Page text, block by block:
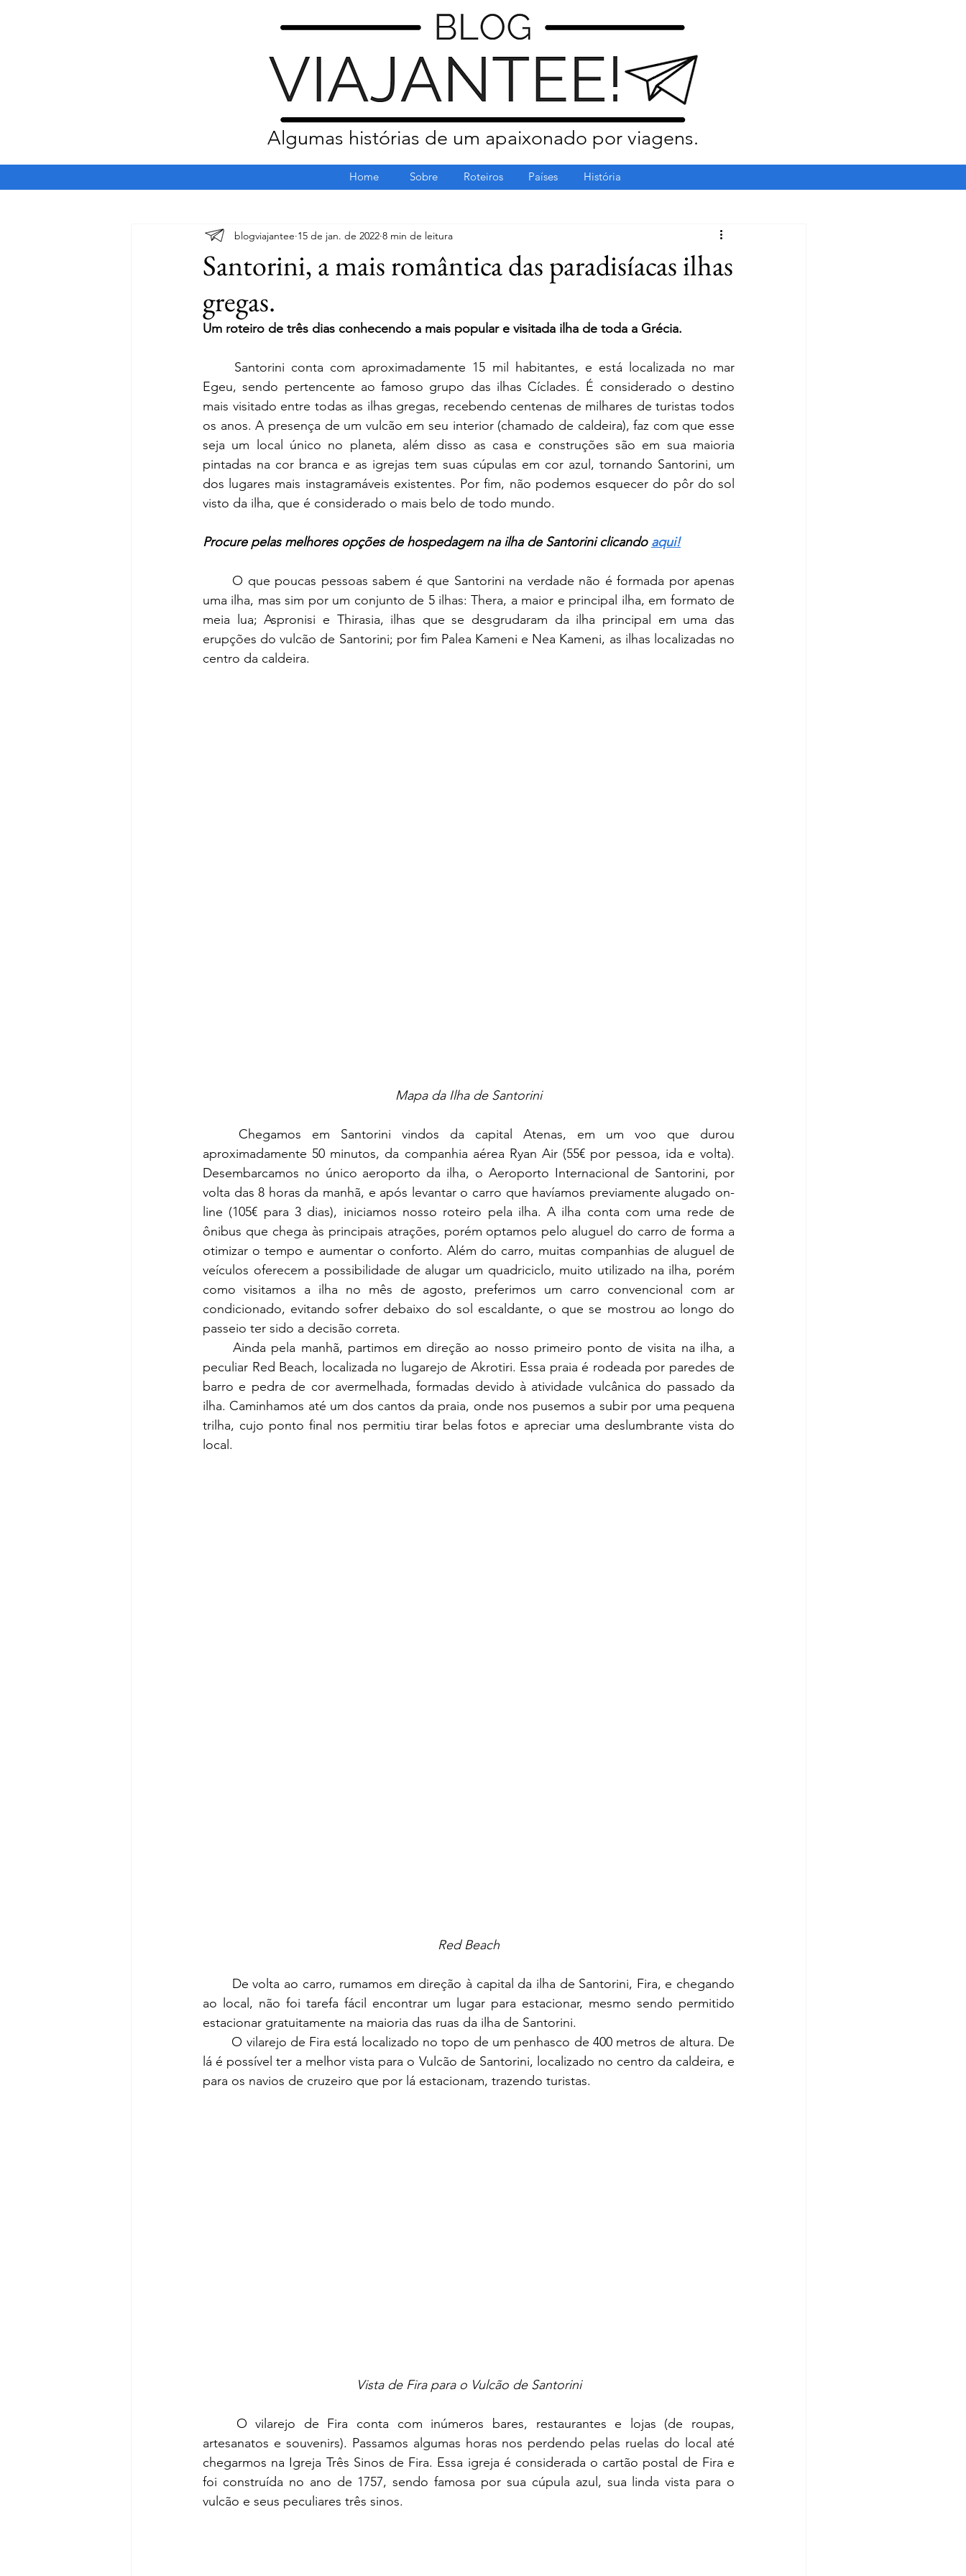
Algumas histórias de um apaixonado por viagens.
Home Sobre Roteiros Países História
Santorini, a mais romântica das paradisíacas ilhas
gregas.
blogviajantee 15 de jan. de 2022 8 min de leitura
Um roteiro de três dias conhecendo a mais popular e visitada ilha de toda a Grécia.
Egeu, sendo pertencente ao famoso grupo das ilhas Cíclades. É considerado o destino
mais visitado entre todas as ilhas gregas, recebendo centenas de milhares de turistas todos
os anos. A presença de um vulcão em seu interior (chamado de caldeira), faz com que esse
seja um local único no planeta, além disso as casa e construções são em sua maioria
pintadas na cor branca e as igrejas tem suas cúpulas em cor azul, tornando Santorini, um
dos lugares mais instagramáveis existentes. Por fim, não podemos esquecer do pôr do sol
visto da ilha, que é considerado o mais belo de todo mundo.
Procure pelas melhores opções de hospedagem na ilha de Santorini clicando aqui!
uma ilha, mas sim por um conjunto de 5 ilhas: Thera, a maior e principal ilha, em formato de
meia lua; Aspronisi e Thirasia, ilhas que se desgrudaram da ilha principal em uma das
erupções do vulcão de Santorini; por fim Palea Kameni e Nea Kameni, as ilhas localizadas no
centro da caldeira.
Mapa da Ilha de Santorini
aproximadamente 50 minutos, da companhia aérea Ryan Air (55€ por pessoa, ida e volta).
Desembarcamos no único aeroporto da ilha, o Aeroporto Internacional de Santorini, por
volta das 8 horas da manhã, e após levantar o carro que havíamos previamente alugado on-
line (105€ para 3 dias), iniciamos nosso roteiro pela ilha. A ilha conta com uma rede de
ônibus que chega às principais atrações, porém optamos pelo aluguel do carro de forma a
otimizar o tempo e aumentar o conforto. Além do carro, muitas companhias de aluguel de
veículos oferecem a possibilidade de alugar um quadriciclo, muito utilizado na ilha, porém
como visitamos a ilha no mês de agosto, preferimos um carro convencional com ar
condicionado, evitando sofrer debaixo do sol escaldante, o que se mostrou ao longo do
passeio ter sido a decisão correta.
	Ainda pela manhã, partimos em direção ao nosso primeiro ponto de visita na ilha, a
peculiar Red Beach, localizada no lugarejo de Akrotiri. Essa praia é rodeada por paredes de
barro e pedra de cor avermelhada, formadas devido à atividade vulcânica do passado da
ilha. Caminhamos até um dos cantos da praia, onde nos pusemos a subir por uma pequena
trilha, cujo ponto final nos permitiu tirar belas fotos e apreciar uma deslumbrante vista do
local.
Red Beach
ao local, não foi tarefa fácil encontrar um lugar para estacionar, mesmo sendo permitido
estacionar gratuitamente na maioria das ruas da ilha de Santorini.
lá é possível ter a melhor vista para o Vulcão de Santorini, localizado no centro da caldeira, e
para os navios de cruzeiro que por lá estacionam, trazendo turistas.
Vista de Fira para o Vulcão de Santorini
artesanatos e souvenirs). Passamos algumas horas nos perdendo pelas ruelas do local até
chegarmos na Igreja Três Sinos de Fira. Essa igreja é considerada o cartão postal de Fira e
foi construída no ano de 1757, sendo famosa por sua cúpula azul, sua linda vista para o
vulcão e seus peculiares três sinos.